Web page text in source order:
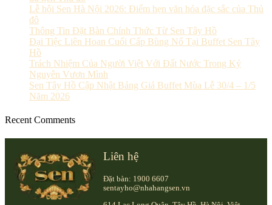
Lễ hội Sen Hà Nội 2026: Điểm hẹn văn hóa đặc sắc của Thủ
đô
Thông Tin Đặt Bàn Chính Thức Từ Sen Tây Hồ
Đại Tiệc Liên Hoan Cuối Cấp Bùng Nổ Tại Buffet Sen Tây
Hồ
Trách Nhiệm Của Người Việt Với Đất Nước Trong Kỷ
Nguyên Vươn Mình
Sen Tây Hồ Cập Nhật Bảng Giá Buffet Mùa Lễ 30/4 – 1/5
Năm 2026
Recent Comments
Liên hệ
Đặt bàn: 1900 6607
sentayho@nhahangsen.vn